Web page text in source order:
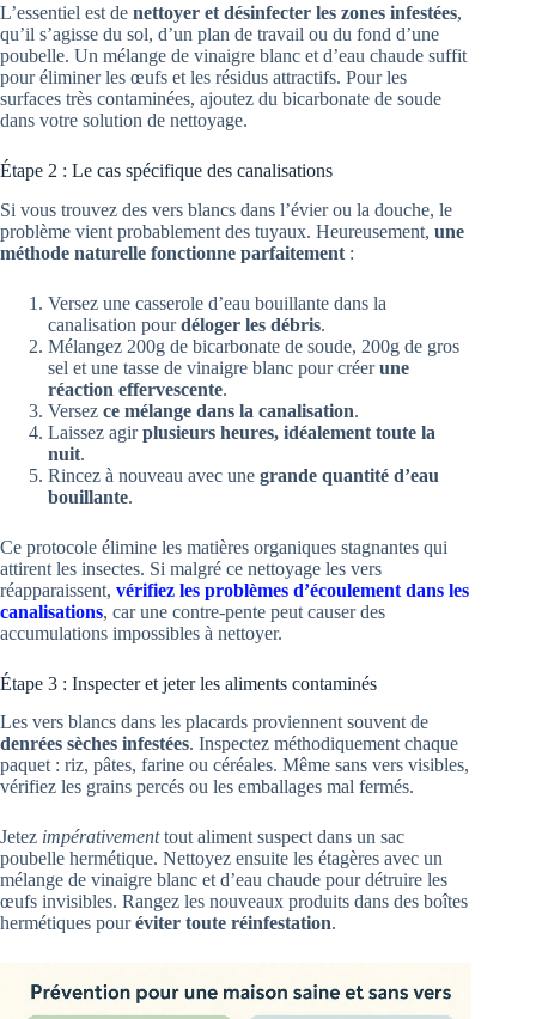
L’essentiel est de nettoyer et désinfecter les zones infestées,
qu’il s’agisse du sol, d’un plan de travail ou du fond d’une
poubelle. Un mélange de vinaigre blanc et d’eau chaude suffit
pour éliminer les œufs et les résidus attractifs. Pour les
surfaces très contaminées, ajoutez du bicarbonate de soude
dans votre solution de nettoyage.
Étape 2 : Le cas spécifique des canalisations
Si vous trouvez des vers blancs dans l’évier ou la douche, le
problème vient probablement des tuyaux. Heureusement, une
méthode naturelle fonctionne parfaitement :
Versez une casserole d’eau bouillante dans la
canalisation pourdéloger les débris.
Mélangez 200g de bicarbonate de soude, 200g de gros
sel et une tasse de vinaigre blanc pour créerune
réaction effervescente.
Versez ce mélange dans la canalisation.
Laissez agirplusieurs heures, idéalement toute la
nuit.
Rincez à nouveau avec une grande quantité d’eau
bouillante.
Ce protocole élimine les matières organiques stagnantes qui
attirent les insectes. Si malgré ce nettoyage les vers
réapparaissent, vérifiez les problèmes d’écoulement dans les
canalisations, car une contre-pente peut causer des
accumulations impossibles à nettoyer.
Étape 3 : Inspecter et jeter les aliments contaminés
Les vers blancs dans les placards proviennent souvent de
denrées sèches infestées. Inspectez méthodiquement chaque
paquet : riz, pâtes, farine ou céréales. Même sans vers visibles,
vérifiez les grains percés ou les emballages mal fermés.
Jetez impérativementtout aliment suspect dans un sac
poubelle hermétique. Nettoyez ensuite les étagères avec un
mélange de vinaigre blanc et d’eau chaude pour détruire les
œufs invisibles. Rangez les nouveaux produits dans des boîtes
hermétiques pouréviter toute réinfestation.